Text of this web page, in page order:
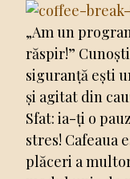
„Am un
răspir!”
siguranță ești
și agitat din
Sfat: ia-ți o
stres! Cafeaua
plăceri a